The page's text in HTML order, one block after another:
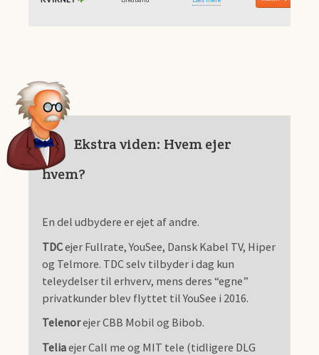
Ekstra viden: Hvem ejer
hvem?
En del udbydere er ejet af andre.
TDCejer Fullrate, YouSee, Dansk Kabel TV, Hiper
og Telmore. TDC selv tilbyder i dag kun
teleydelser til erhverv, mens deres “egne”
privatkunder blev flyttet til YouSee i 2016.
Telenorejer CBB Mobil og Bibob.
Teliaejer Call me og MIT tele (tidligere DLG